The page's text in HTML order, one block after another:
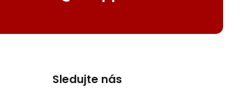
Sledujte nás